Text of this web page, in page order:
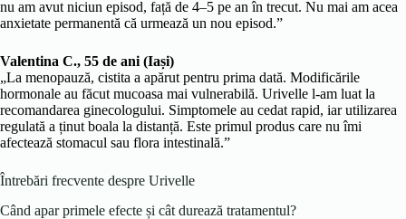
nu am avut niciun episod, față de 4–5 pe an în trecut. Nu mai am acea
anxietate permanentă că urmează un nou episod.”
Valentina C., 55 de ani (Iași)
„La menopauză, cistita a apărut pentru prima dată. Modificările
hormonale au făcut mucoasa mai vulnerabilă. Urivelle l-am luat la
recomandarea ginecologului. Simptomele au cedat rapid, iar utilizarea
regulată a ținut boala la distanță. Este primul produs care nu îmi
afectează stomacul sau flora intestinală.”
Întrebări frecvente despre Urivelle
Când apar primele efecte și cât durează tratamentul?